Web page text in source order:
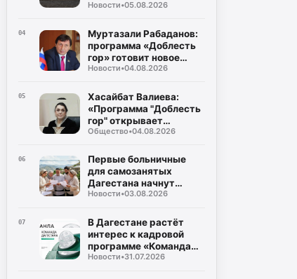
Новости•05.08.2026
04
Муртазали Рабаданов:
программа «Доблесть
гор» готовит новое
поколение
Дагестана
Новости•04.08.2026
05
Хасайбат Валиева:
«Программа "Доблесть
гор" открывает
участникам СВО новые
служения Дагестану»
Общество•04.08.2026
06
Первые больничные
для самозанятых
Дагестана начнут
выплачивать уже в
Новости•03.08.2026
07
В Дагестане растёт
интерес к кадровой
программе «Команда
Дагестана»
Новости•31.07.2026